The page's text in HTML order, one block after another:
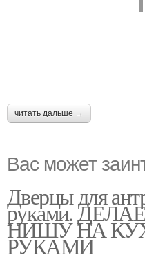
читать дальше →
Вас может
Дверцы для
руками.
НИШУ НА
РУКАМИ